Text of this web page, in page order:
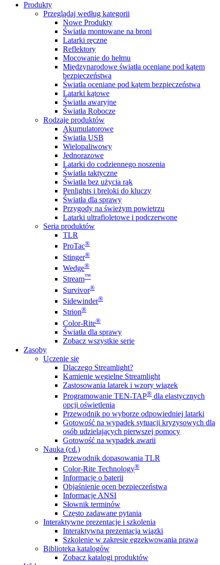
Produkty
Przeglądaj według kategorii
Nowe Produkty
Światła montowane na broni
Latarki ręczne
Reflektory
Mocowanie do hełmu
Międzynarodowe światła oceniane pod kątem
bezpieczeństwa
Światła oceniane pod kątem bezpieczeństwa
Latarki kątowe
Światła awaryjne
Światła Robocze
Rodzaje produktów
Akumulatorowe
Światła USB
Wielopaliwowy
Jednorazowe
Latarki do codziennego noszenia
Światła taktyczne
Światła bez użycia rąk
Penlights i breloki do kluczy
Światła dla sprawy
Przygody na świeżym powietrzu
Latarki ultrafioletowe i podczerwone
Seria produktów
TLR
ProTac®
Stinger®
Wedge®
Stream™
Survivor®
Sidewinder®
Strion®
Color-Rite®
Światła dla sprawy
Zobacz wszystkie serie
Zasoby
Uczenie się
Dlaczego Streamlight?
Kamienie węgielne Streamlight
Zastosowania latarek i wzory wiązek
Programowanie TEN-TAP® dla elastycznych
opcji oświetlenia
Przewodnik po wyborze odpowiedniej latarki
Gotowość na wypadek sytuacji kryzysowych dla
osób udzielających pierwszej pomocy
Gotowość na wypadek awarii
Nauka (cd.)
Przewodnik dopasowania TLR
Color-Rite Technology®
Informacje o baterii
Objaśnienie ocen bezpieczeństwa
Informacje ANSI
Słownik terminów
Często zadawane pytania
Interaktywne prezentacje i szkolenia
Interaktywna prezentacja wiązki
Szkolenie w zakresie egzekwowania prawa
Biblioteka katalogów
Zobacz katalogi produktów